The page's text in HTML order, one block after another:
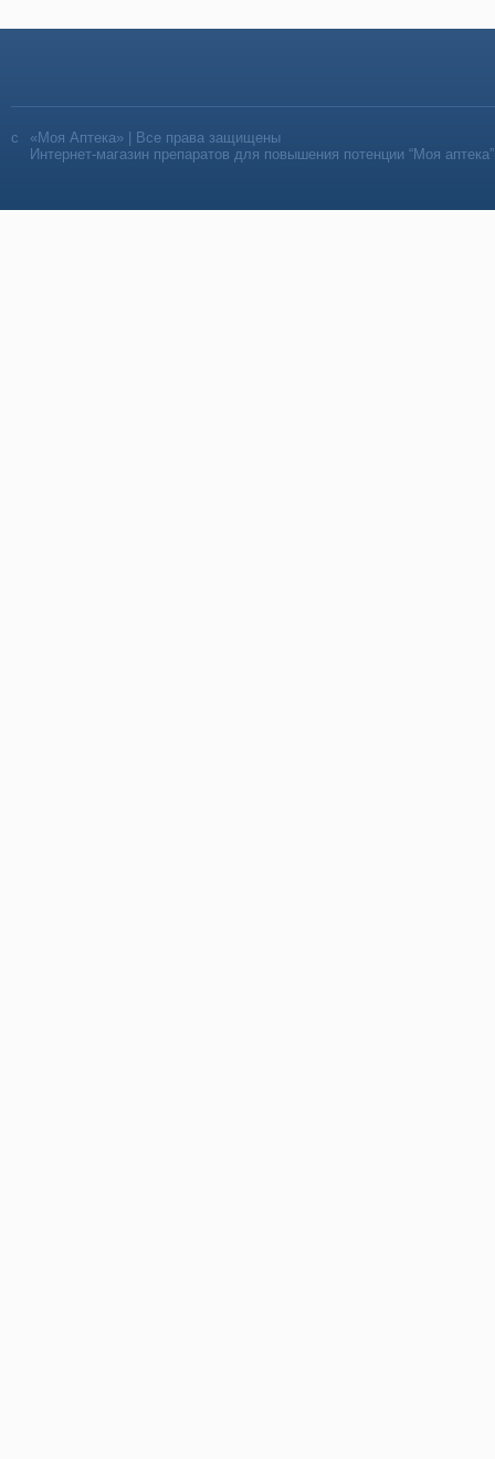
«Моя Аптека» | Все права защищены
Интернет-магазин препаратов для повышения потенции “Моя